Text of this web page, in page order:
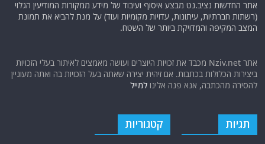
אתר החדשות נציב.נט מבצע איסוף ועיבוד של מידע ממקורות המודיעין הגלוי
(רשתות חברתיות, עיתונות, עדויות מקומיות ועוד) על מנת להביא את תמונת
המצב המקיפה והמדויקת ביותר של השטח.
אתר Nziv.net מכבד את זכויות היוצרים ועושה מאמצים לאיתור בעלי הזכויות
ביצירות הכלולות בכתבות. אם זיהית יצירה שאתה בעל הזכויות בה ואתה מעוניין
להסירה מהכתבה, אנא פנה אלינולמייל
תגיות קטגוריות